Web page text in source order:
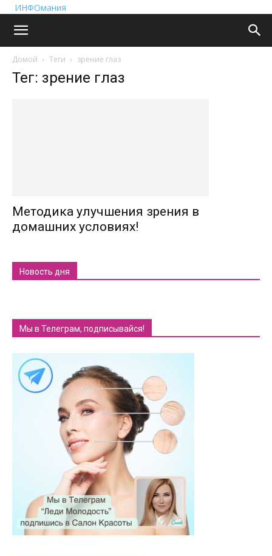
ИНФОмания
Домой Теги зрение глаз
Тег: зрение глаз
Методика улучшения зрения в
домашних условиях!
Новость дня
Мы в Телеграм, подписывайся!